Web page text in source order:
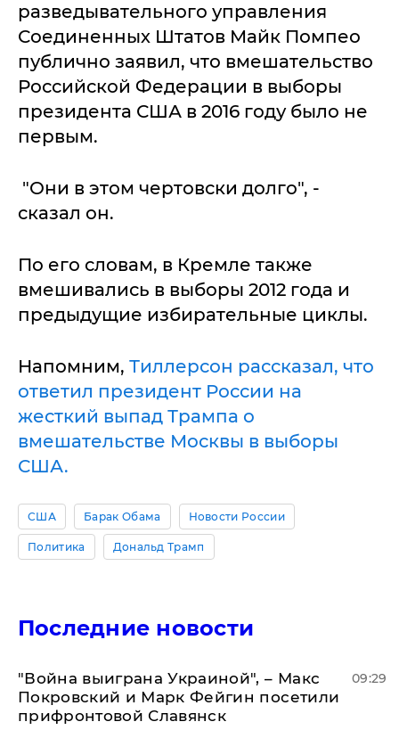
разведывательного управления
Соединенных Штатов Майк Помпео
публично заявил, что вмешательство
Российской Федерации в выборы
президента США в 2016 году было не
первым.
"Они в этом чертовски долго", -
сказал он.
По его словам, в Кремле также
вмешивались в выборы 2012 года и
предыдущие избирательные циклы.
Напомним, Тиллерсон рассказал, что
ответил президент России на
жесткий выпад Трампа о
вмешательстве Москвы в выборы
США.
США Барак Обама Новости России
Политика Дональд Трамп
Последние новости
"Война выиграна Украиной", – Макс
Покровский и Марк Фейгин посетили
прифронтовой Славянск
09:29